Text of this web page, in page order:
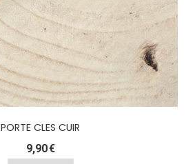
PORTE CLES CUIR
9,90€